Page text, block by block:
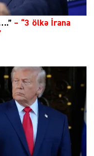
– “3 ölkə İrana